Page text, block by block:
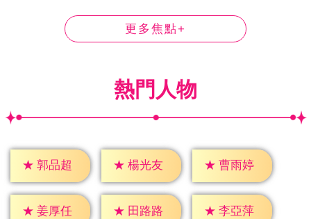
更多焦點+
熱門人物
★ 郭品超 ★ 楊光友 ★ 曹雨婷
★ 姜厚任 ★ 田路路 ★ 李亞萍